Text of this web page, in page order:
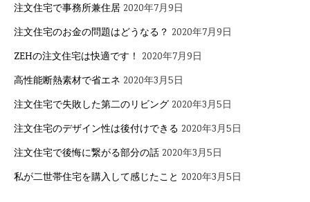
注文住宅で事務所兼住居 2020年7月9日
注文住宅のお金の問題はどうなる？ 2020年7月9日
ZEHの注文住宅は快適です！ 2020年7月9日
高性能断熱素材で省エネ 2020年3月5日
注文住宅で失敗した第二のリビング 2020年3月5日
注文住宅のデザイン性は後付けできる 2020年3月5日
注文住宅で後悔に繋がる部分の話 2020年3月5日
私が二世帯住宅を購入して感じたこと 2020年3月5日